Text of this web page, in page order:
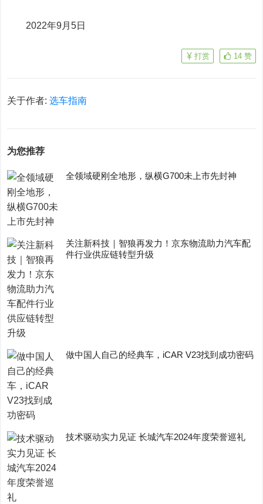
2022年9月5日
14 赞
打赏
关于作者:选车指南
为您推荐
全领域硬刚全地形，纵横G700未上市先封神
关注新科技｜智狼再发力！京东物流助力汽车配
件行业供应链转型升级
做中国人自己的经典车，iCAR V23找到成功密码
技术驱动实力见证 长城汽车2024年度荣誉巡礼